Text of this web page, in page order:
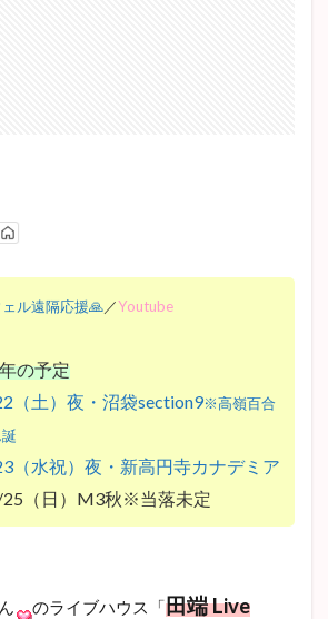
ェル遠隔応援🙏／Youtube
の予定
（土）夜・沼袋section9※高嶺百合
（水祝）夜・新高円寺カナデミア
25（日）M3秋※当落未定
のライブハウス「田端 Live